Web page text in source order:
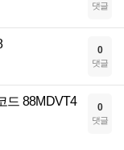
댓글
0
댓글
드 88MDVT4
0
댓글